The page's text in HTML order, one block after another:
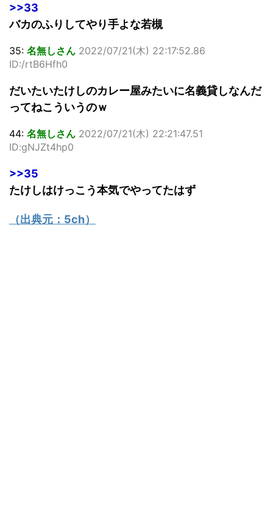
>>33
バカのふりしてやり手よな若槻
35: 名無しさん 2022/07/21(木) 22:17:52.86
ID:/rtB6Hfh0
だいたいたけしのカレー屋みたいに名義貸しなんだ
ってねこういうのｗ
44: 名無しさん 2022/07/21(木) 22:21:47.51
ID:gNJZt4hp0
>>35
たけしはけっこう本気でやってたはず
（出典元： 5ch）